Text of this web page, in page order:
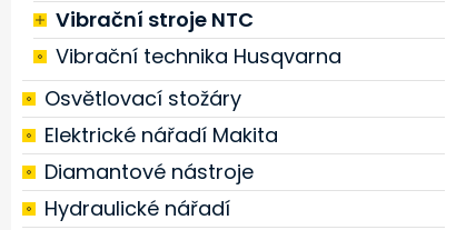
Vibrační stroje NTC
Vibrační technika Husqvarna
Osvětlovací stožáry
Elektrické nářadí Makita
Diamantové nástroje
Hydraulické nářadí